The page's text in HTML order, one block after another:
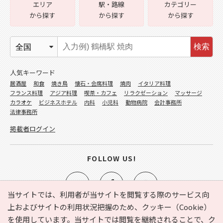
当サイトでは、利用者が当サイトを閲覧する際のサービス向
上およびサイトの利用状況把握のため、クッキー（Cookie）
を使用しています。当サイトでは閲覧を継続されることで、ク
e-NAVITA（イーナビタ）とは？ お気に入り ヘルプ
エリア
から探す
駅・路線
から探す
カテゴリー
から探す
検索
人気キーワード
居酒屋 和食 焼き鳥 懐石・会席料理 焼肉
イタリア料理
フランス料理
アジア料理 喫茶・カフェ リラクゼーション
マッサージ
カラオケ
ビジネスホテル 内科 小児科 動物病院
会計事務所
法律事務所
掲載者ログイン
FOLLOW US!